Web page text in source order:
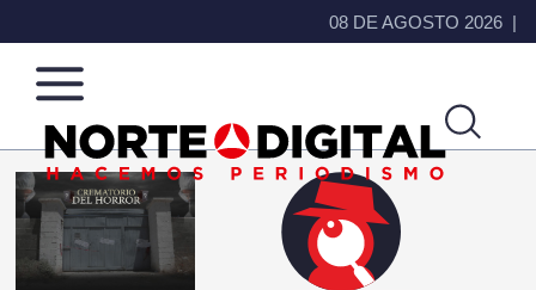
08 DE AGOSTO 2026
Norte
de
Ciudad
Más
que
noticias,